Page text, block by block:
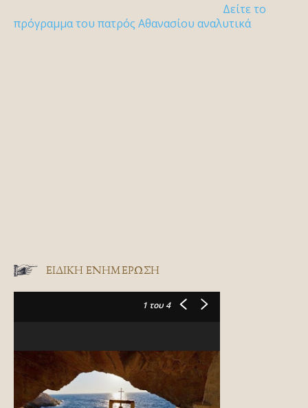
Δείτε το
πρόγραμμα του πατρός Αθανασίου αναλυτικά
ΕΙΔΙΚΉ ΕΝΗΜΈΡΩΣΗ
1 του 4